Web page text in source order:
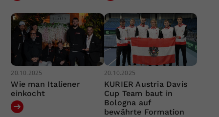
20.10.2025
Wie man Italiener
einkocht
20.10.2025
KURIER Austria Davis
Cup Team baut in
Bologna auf
bewährte Formation